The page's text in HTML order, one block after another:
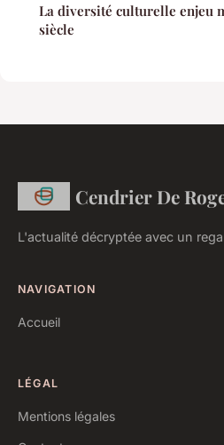
La diversité culturelle enjeu
siècle
Cendrier De
L'actualité décryptée avec un
NAVIGATION
Accueil
LÉGAL
Mentions légales